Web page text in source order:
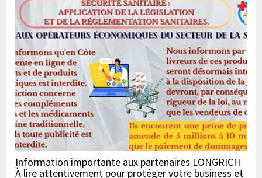
Information importante aux partenaires LONGRICH
À lire attentivement pour protéger votre business et